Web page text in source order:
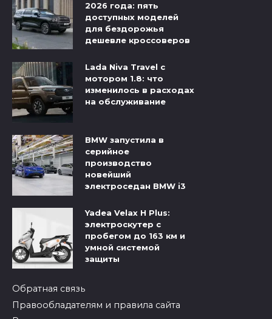
2026 года: пять
доступных моделей
для бездорожья
дешевле кроссоверов
Lada Niva Travel с
мотором 1.8: что
изменилось в расходах
на обслуживание
BMW запустила в
серийное
производство
новейший
электроседан BMW i3
Yadea Velax H Plus:
электроскутер с
пробегом до 163 км и
умной системой
защиты
Обратная связь
Правообладателям и правила сайта